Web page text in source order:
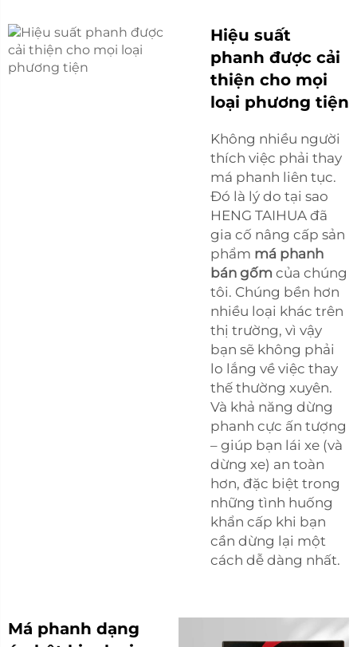
Hiệu suất
phanh được cải
thiện cho mọi
loại phương tiện
Không nhiều người
thích việc phải thay
má phanh liên tục.
Đó là lý do tại sao
HENG TAIHUA đã
gia cố nâng cấp sản
phẩm má phanh
bán gốm của chúng
tôi. Chúng bền hơn
nhiều loại khác trên
thị trường, vì vậy
bạn sẽ không phải
lo lắng về việc thay
thế thường xuyên.
Và khả năng dừng
phanh cực ấn tượng
– giúp bạn lái xe (và
dừng xe) an toàn
hơn, đặc biệt trong
những tình huống
khẩn cấp khi bạn
cần dừng lại một
cách dễ dàng nhất.
Má phanh dạng